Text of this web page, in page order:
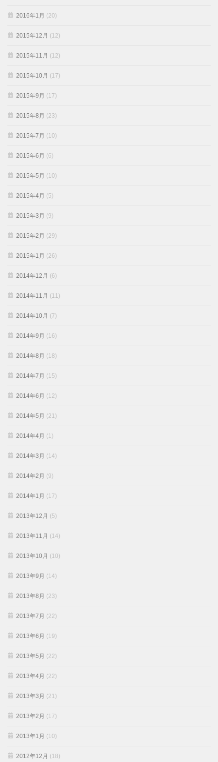
2016年1月 (20)
2015年12月 (12)
2015年11月 (12)
2015年10月 (17)
2015年9月 (17)
2015年8月 (23)
2015年7月 (10)
2015年6月 (6)
2015年5月 (10)
2015年4月 (5)
2015年3月 (9)
2015年2月 (29)
2015年1月 (26)
2014年12月 (6)
2014年11月 (11)
2014年10月 (7)
2014年9月 (16)
2014年8月 (18)
2014年7月 (15)
2014年6月 (12)
2014年5月 (21)
2014年4月 (1)
2014年3月 (14)
2014年2月 (9)
2014年1月 (17)
2013年12月 (5)
2013年11月 (14)
2013年10月 (10)
2013年9月 (14)
2013年8月 (23)
2013年7月 (22)
2013年6月 (19)
2013年5月 (22)
2013年4月 (22)
2013年3月 (21)
2013年2月 (17)
2013年1月 (10)
2012年12月 (18)